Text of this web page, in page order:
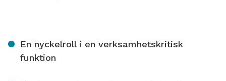
En nyckelroll i en verksamhetskritisk
funktion